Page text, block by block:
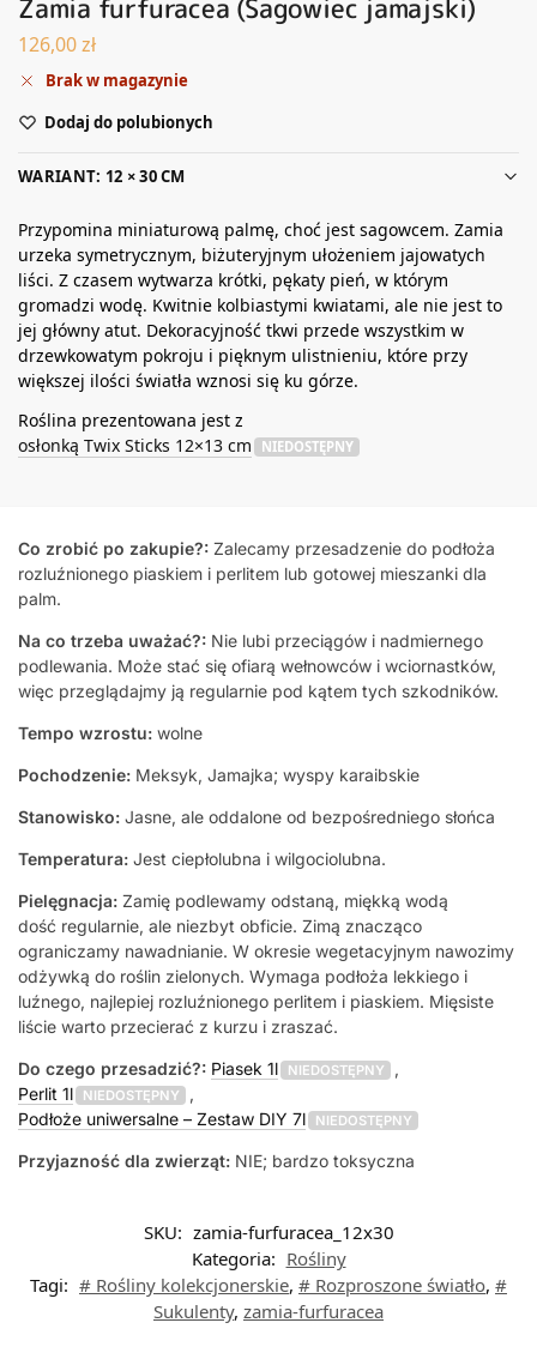
126,00zł
Brak w magazynie
Dodaj do polubionych
WARIANT: 12 × 30 CM
Przypomina miniaturową palmę, choć jest sagowcem. Zamia
urzeka symetrycznym, biżuteryjnym ułożeniem jajowatych
liści. Z czasem wytwarza krótki, pękaty pień, w którym
gromadzi wodę. Kwitnie kolbiastymi kwiatami, ale nie jest to
jej główny atut. Dekoracyjność tkwi przede wszystkim w
drzewkowatym pokroju i pięknym ulistnieniu, które przy
większej ilości światła wznosi się ku górze.
Roślina prezentowana jest z
osłonką Twix Sticks 12×13 cm
NIEDOSTĘPNY
Co zrobić po zakupie?: Zalecamy przesadzenie do podłoża
rozluźnionego piaskiem i perlitem lub gotowej mieszanki dla
palm.
Na co trzeba uważać?: Nie lubi przeciągów i nadmiernego
podlewania. Może stać się ofiarą wełnowców i wciornastków,
więc przeglądajmy ją regularnie pod kątem tych szkodników.
Tempo wzrostu: wolne
Pochodzenie: Meksyk, Jamajka; wyspy karaibskie
Stanowisko: Jasne, ale oddalone od bezpośredniego słońca
Temperatura: Jest ciepłolubna i wilgociolubna.
Pielęgnacja: Zamię podlewamy odstaną, miękką wodą
dość regularnie, ale niezbyt obficie. Zimą znacząco
ograniczamy nawadnianie. W okresie wegetacyjnym nawozimy
odżywką do roślin zielonych. Wymaga podłoża lekkiego i
luźnego, najlepiej rozluźnionego perlitem i piaskiem. Mięsiste
liście warto przecierać z kurzu i zraszać.
Do czego przesadzić?: Piasek 1l NIEDOSTĘPNY
,
Perlit 1l
NIEDOSTĘPNY
,
Podłoże uniwersalne – Zestaw DIY 7l
NIEDOSTĘPNY
Przyjazność dla zwierząt: NIE; bardzo toksyczna
SKU: zamia-furfuracea_12x30
Kategoria: Rośliny
Tagi: # Rośliny kolekcjonerskie, # Rozproszone światło, #
Sukulenty, zamia-furfuracea